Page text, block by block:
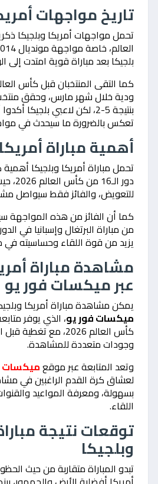
تاريخ مواجهات
تحمل مواجهات أمريكا وبلجيكا
بلجيكا بعد مباراة قوية امتدت إلى
ودية خلال شهر مارس، وحقق منتخب
بنتيجة 5-2، لكن لاعبي بلجيكا
تعكس بالضرورة ما سيحدث في
أهمية مباراة
تحمل مباراة أمريكا وبلجيكا
دور
للتعويض، والفائز فقط سيواصل
كما أن الفائز من هذه المواجهة
من مباراة البرتغال وإسبانيا في
يزيد من قوة اللقاء وحساسيته في
مشاهدة مباراة
عبر ميكسات فور يو
يمكن مشاهدة مباراة أمريكا
ميكسات فور يو، الذي يوفر
كأس العالم 2026، مع
وجودات متعددة للمشاهدة.
وتعد المتابعة عبر موقعميكسات
لعشاق كرة القدم الراغبين في
بسهولة، ومعرفة المواعيد
اللقاء.
توقعات نتيجة
وبلجيكا
تبدو المباراة متقاربة من حيث